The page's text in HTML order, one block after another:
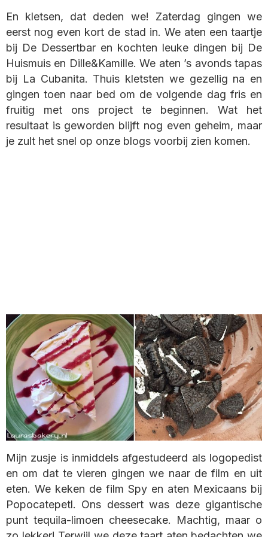
En kletsen, dat deden we! Zaterdag gingen we
eerst nog even kort de stad in. We aten een taartje
bij De Dessertbar en kochten leuke dingen bij De
Huismuis en Dille&Kamille. We aten ’s avonds tapas
bij La Cubanita. Thuis kletsten we gezellig na en
gingen toen naar bed om de volgende dag fris en
fruitig met ons project te beginnen. Wat het
resultaat is geworden blijft nog even geheim, maar
je zult het snel op onze blogs voorbij zien komen.
Mijn zusje is inmiddels afgestudeerd als logopedist
en om dat te vieren gingen we naar de film en uit
eten. We keken de film Spy en aten Mexicaans bij
Popocatepetl. Ons dessert was deze gigantische
punt tequila-limoen cheesecake. Machtig, maar o